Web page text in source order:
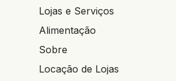
Lojas e Serviços
Alimentação
Sobre
Locação de Lojas